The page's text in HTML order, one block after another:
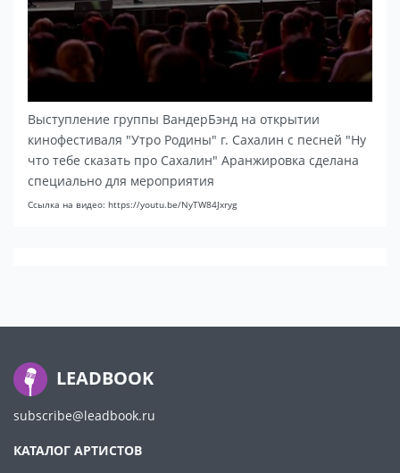
Выступление группы ВандерБэнд на открытии
кинофестиваля "Утро Родины" г. Сахалин с песней "Ну
что тебе сказать про Сахалин" Аранжировка сделана
специально для мероприятия
Ссылка на видео: https://youtu.be/NyTW84Jxryg
LEADBOOK
subscribe@leadbook.ru
КАТАЛОГ АРТИСТОВ